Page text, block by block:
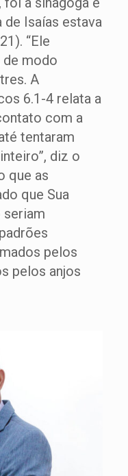
Isaías estava
“Ele
de modo
A
6.1-4 relata a
com a
tentaram
diz o
que as
que Sua
seriam
pelos
pelos anjos